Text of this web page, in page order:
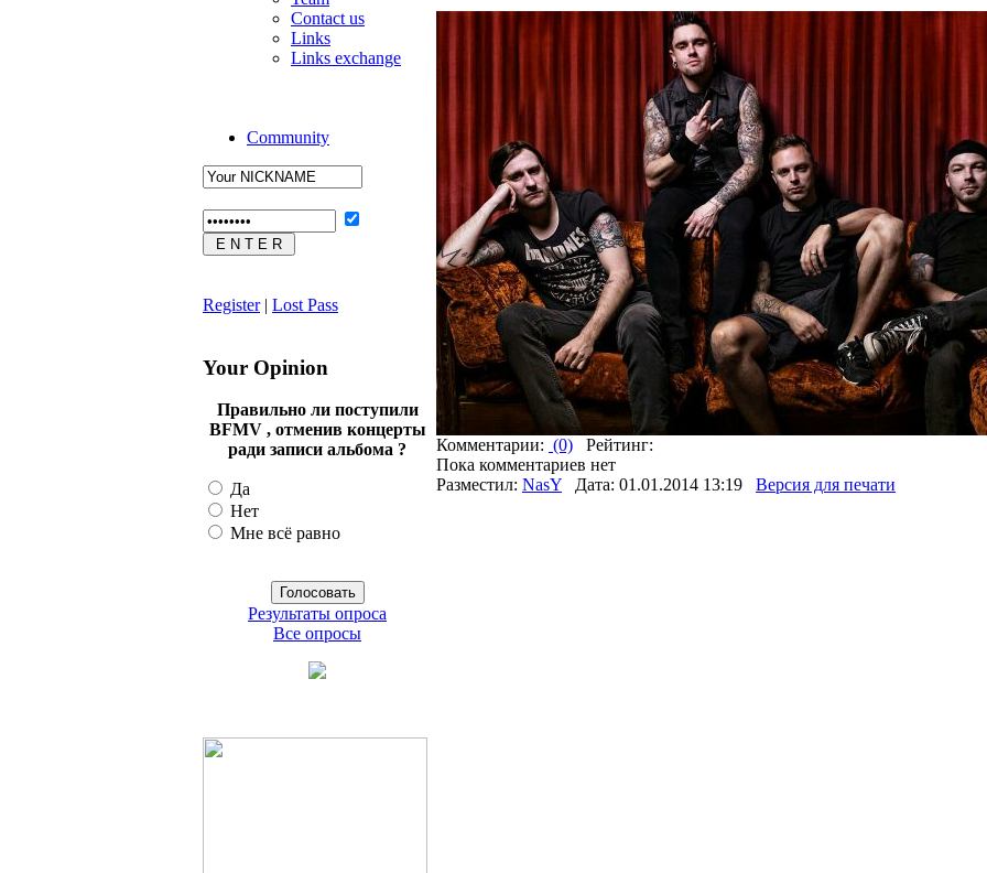
Contact us
Links
Links exchange
Community
Register| Lost Pass
Your Opinion
Правильно ли поступили
BFMV , отменив концерты
ради записи альбома ?
Да
Нет
Мне всё равно
Результаты опроса
Все опросы
Комментарии: (0) Рейтинг:
Пока комментариев нет
Разместил: NasY Дата: 01.01.2014 13:19 Версия для печати